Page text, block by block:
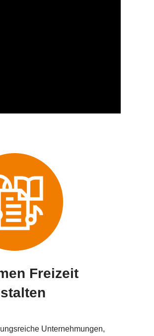
Freizeit
Unternehmungen,